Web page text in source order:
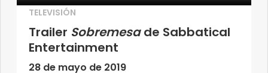
TELEVISIÓN
Trailer Sobremesade Sabbatical
Entertainment
28 de mayo de 2019